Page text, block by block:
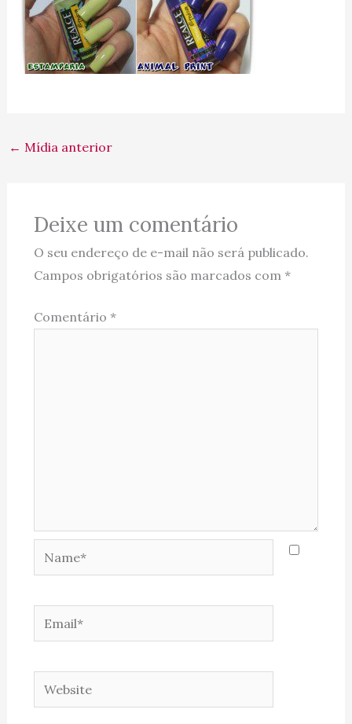
← Mídia anterior
Deixe um comentário
O seu endereço de e-mail não será publicado.
Campos obrigatórios são marcados com *
Comentário *
Name*
Email*
Website